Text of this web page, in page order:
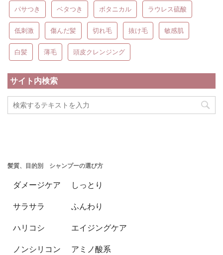
パサつき ベタつき ボタニカル ラウレス硫酸
低刺激 傷んだ髪 切れ毛 抜け毛 敏感肌
白髪 薄毛 頭皮クレンジング
サイト内検索
髪質、目的別 シャンプーの選び方
ダメージケア しっとり
サラサラ ふんわり
ハリコシ エイジングケア
ノンシリコン アミノ酸系